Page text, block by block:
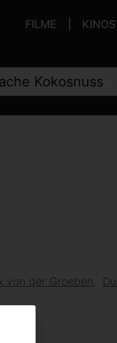
FILME KINOS
von der Groeben